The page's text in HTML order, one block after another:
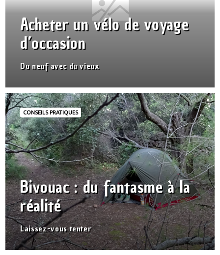
Acheter un vélo de voyage
d’occasion
Du neuf avec du vieux
CONSEILS PRATIQUES
Bivouac : du fantasme à la
réalité
Laissez-vous tenter